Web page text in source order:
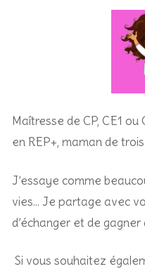
Maîtresse de CP, CE1
en REP+, maman de
J’essaye comme
vies… Je partage avec
d’échanger et de gagner
Si vous souhaitez